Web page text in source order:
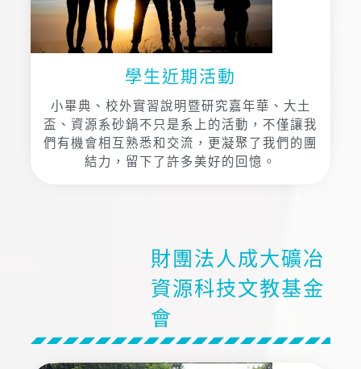
學生近期活動
小畢典、校外實習說明暨研究嘉年華、大土
盃、資源系砂鍋不只是系上的活動，不僅讓我
們有機會相互熟悉和交流，更凝聚了我們的團
結力，留下了許多美好的回憶。
財團法人成大礦冶
資源科技文教基金
會